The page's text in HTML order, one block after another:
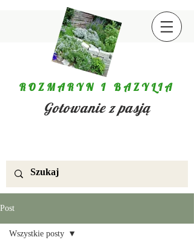
ROZMARYN I BAZYLIA
Gotowanie z pasją
Post
Wszystkie posty